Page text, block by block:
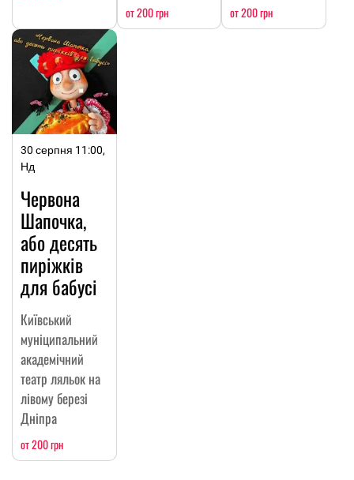
от 200 грн от 200 грн
30 серпня 11:00,
Нд
Червона
Шапочка,
або десять
пиріжків
для бабусі
Київський
муніципальний
академічний
театр ляльок на
лівому березі
Дніпра
от 200 грн